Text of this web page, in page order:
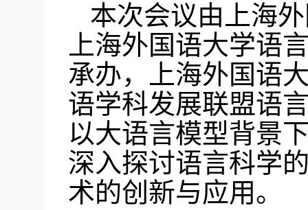
本次会议由上海
上海外国语大学语
承办，上海外国语
语学科发展联盟语
以大语言模型背景
深入探讨语言科学
术的创新与应用。